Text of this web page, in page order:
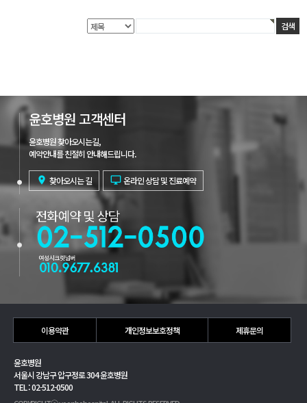
윤호병원 고객센터
윤호병원 찾아오시는길,
예약안내를 친절히 안내해드립니다.
 찾아오시는 길  온라인 상담 및 진료예약
이용약관 개인정보보호정책 제휴문의
윤호병원
서울시 강남구 압구정로 304 윤호병원
TEL : 02-512-0500